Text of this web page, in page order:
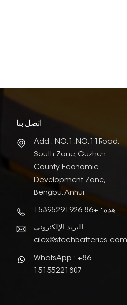
اتصل بنا
Add : NO.1, NO.11Road,
South Zone, Guzhen
County Economic
Development Zone,
Bengbu, Anhui
هذه : +86 15395291926
البريد الإلكتروني :
alex@stechbatteries.com
WhatsApp : +86
15155221807